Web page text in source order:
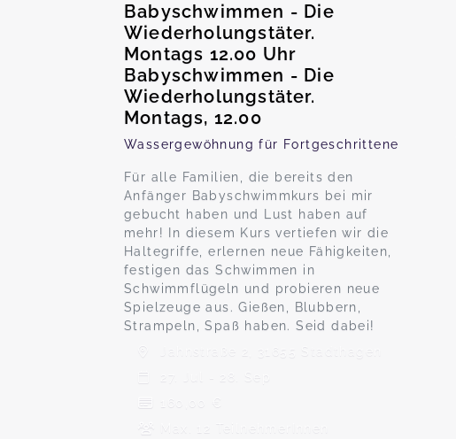
Babyschwimmen - Die
Wiederholungstäter.
Montags 12.00 Uhr
Babyschwimmen - Die
Wiederholungstäter.
Montags, 12.00
Wassergewöhnung für Fortgeschrittene
Für alle Familien, die bereits den
Anfänger Babyschwimmkurs bei mir
gebucht haben und Lust haben auf
mehr! In diesem Kurs vertiefen wir die
Haltegriffe, erlernen neue Fähigkeiten,
festigen das Schwimmen in
Schwimmflügeln und probieren neue
Spielzeuge aus. Gießen, Blubbern,
Strampeln, Spaß haben. Seid dabei!
Jahnstraße 2, 31655 Stadthagen
27. Jul - 28. Sep
160,00 €
Max. 12 TeilnehmerInnen